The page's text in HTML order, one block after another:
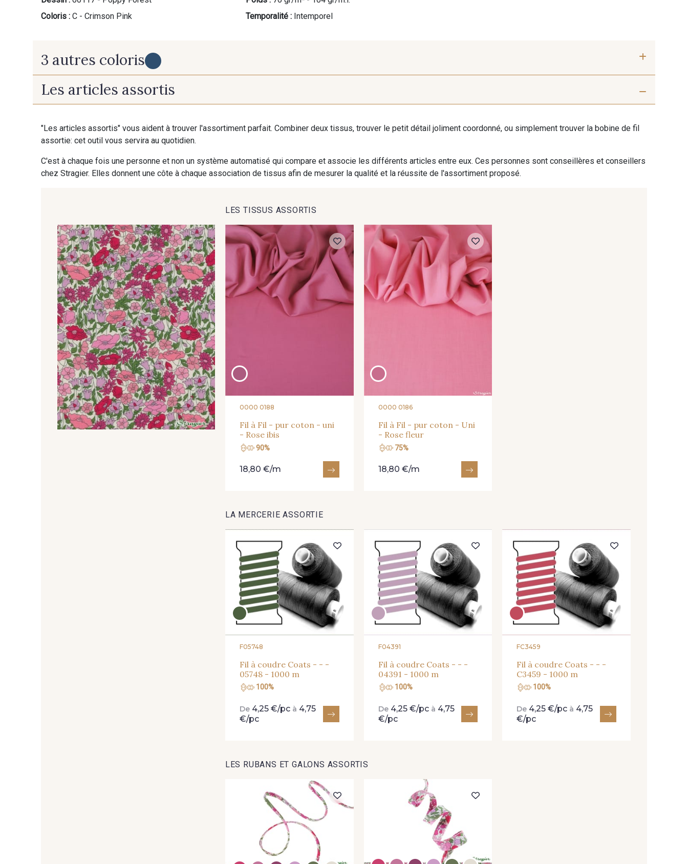
Coloris : C - Crimson Pink
Temporalité : Intemporel
3 autres coloris
D - Noisette A - Rainbow
Les articles assortis
"Les articles assortis" vous aident à trouver l'assortiment parfait. Combiner deux tissus, trouver le petit détail joliment coordonné, ou simplement trouver la bobine de fil
assortie: cet outil vous servira au quotidien.
C'est à chaque fois une personne et non un système automatisé qui compare et associe les différents articles entre eux. Ces personnes sont conseillères et conseillers
chez Stragier. Elles donnent une côte à chaque association de tissus afin de mesurer la qualité et la réussite de l'assortiment proposé.
LES TISSUS ASSORTIS
0000 0188
Fil à Fil - pur coton - uni
- Rose ibis
90%
18,80 €/m
0000 0186
Fil à Fil - pur coton - Uni
- Rose fleur
75%
18,80 €/m
LA MERCERIE ASSORTIE
F05748
Fil à coudre Coats - - -
05748 - 1000 m
100%
De 4,25 €/pc à 4,75
€/pc
F04391
Fil à coudre Coats - - -
04391 - 1000 m
100%
De 4,25 €/pc à 4,75
€/pc
FC3459
Fil à coudre Coats - - -
C3459 - 1000 m
100%
De 4,25 €/pc à 4,75
€/pc
LES RUBANS ET GALONS ASSORTIS